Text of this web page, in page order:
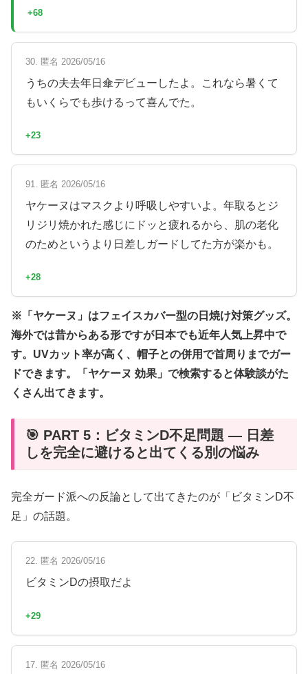
+68
30. 匿名 2026/05/16
うちの夫去年日傘デビューしたよ。これなら暑くて
もいくらでも歩けるって喜んでた。
+23
91. 匿名 2026/05/16
ヤケーヌはマスクより呼吸しやすいよ。年取るとジ
リジリ焼かれた感じにドッと疲れるから、肌の老化
のためというより日差しガードしてた方が楽かも。
+28
※「ヤケーヌ」はフェイスカバー型の日焼け対策グッズ。
海外では昔からある形ですが日本でも近年人気上昇中で
す。UVカット率が高く、帽子との併用で首周りまでガー
ドできます。「ヤケーヌ 効果」で検索すると体験談がた
くさん出てきます。
🎯 PART 5：ビタミンD不足問題 — 日差
しを完全に避けると出てくる別の悩み
完全ガード派への反論として出てきたのが「ビタミンD不
足」の話題。
22. 匿名 2026/05/16
ビタミンDの摂取だよ
+29
17. 匿名 2026/05/16